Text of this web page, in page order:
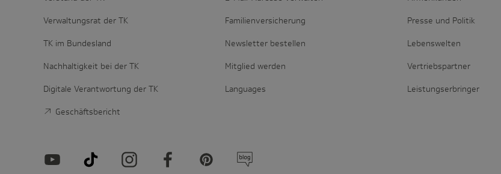
Verwaltungsrat der TK
TK im Bundesland
Nachhaltigkeit bei der TK
Digitale Verantwortung der TK
Geschäftsbericht
Familienversicherung
Newsletter bestellen
Mitglied werden
Languages
Presse und Politik
Lebenswelten
Vertriebspartner
Leistungserbringer